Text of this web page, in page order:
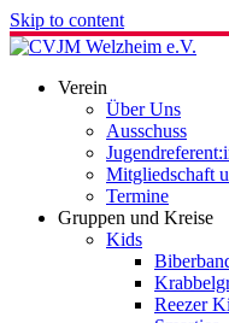
Skip to content
Verein
Über Uns
Ausschuss
Mitgliedschaft
Termine
Gruppen und Kreise
Kids
Reezer